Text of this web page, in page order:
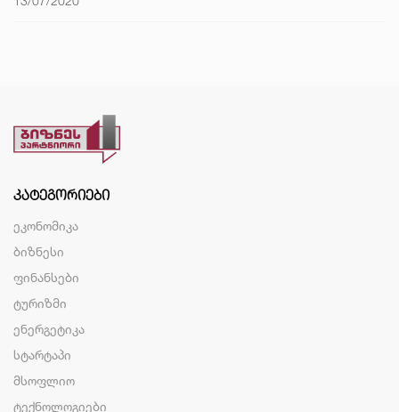
ᲙᲐᲢᲔᲒᲝᲠᲘᲔᲑᲘ
ეკონომიკა
ბიზნესი
ფინანსები
ტურიზმი
ენერგეტიკა
სტარტაპი
მსოფლიო
ტექნოლოგიები